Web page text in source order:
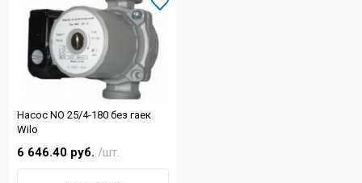
Доставка
Новости
О компании
Насос NO 25/4-180 без гаек
Wilo
6 646.40 руб. /шт.